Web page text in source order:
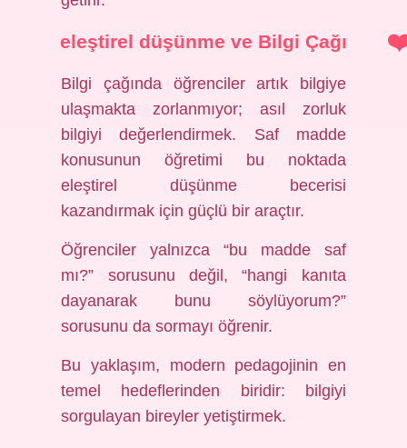
eleştirel düşünme ve Bilgi Çağı
Bilgi çağında öğrenciler artık bilgiye
ulaşmakta zorlanmıyor; asıl zorluk
bilgiyi değerlendirmek. Saf madde
konusunun öğretimi bu noktada
eleştirel düşünme becerisi
kazandırmak için güçlü bir araçtır.
Öğrenciler yalnızca “bu madde saf
mı?” sorusunu değil, “hangi kanıta
dayanarak bunu söylüyorum?”
sorusunu da sormayı öğrenir.
Bu yaklaşım, modern pedagojinin en
temel hedeflerinden biridir: bilgiyi
sorgulayan bireyler yetiştirmek.